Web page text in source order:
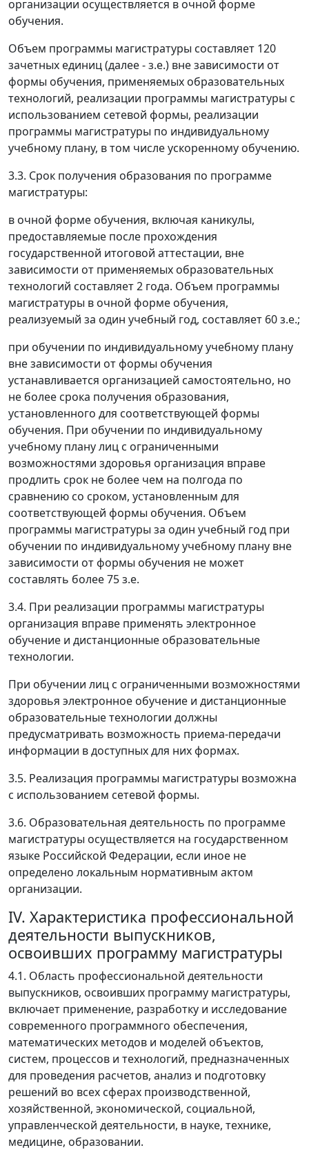
организации осуществляется в очной форме
обучения.
Объем программы магистратуры составляет 120
зачетных единиц (далее - з.е.) вне зависимости от
формы обучения, применяемых образовательных
технологий, реализации программы магистратуры с
использованием сетевой формы, реализации
программы магистратуры по индивидуальному
учебному плану, в том числе ускоренному обучению.
3.3. Срок получения образования по программе
магистратуры:
в очной форме обучения, включая каникулы,
предоставляемые после прохождения
государственной итоговой аттестации, вне
зависимости от применяемых образовательных
технологий составляет 2 года. Объем программы
магистратуры в очной форме обучения,
реализуемый за один учебный год, составляет 60 з.е.;
при обучении по индивидуальному учебному плану
вне зависимости от формы обучения
устанавливается организацией самостоятельно, но
не более срока получения образования,
установленного для соответствующей формы
обучения. При обучении по индивидуальному
учебному плану лиц с ограниченными
возможностями здоровья организация вправе
продлить срок не более чем на полгода по
сравнению со сроком, установленным для
соответствующей формы обучения. Объем
программы магистратуры за один учебный год при
обучении по индивидуальному учебному плану вне
зависимости от формы обучения не может
составлять более 75 з.е.
3.4. При реализации программы магистратуры
организация вправе применять электронное
обучение и дистанционные образовательные
технологии.
При обучении лиц с ограниченными возможностями
здоровья электронное обучение и дистанционные
образовательные технологии должны
предусматривать возможность приема-передачи
информации в доступных для них формах.
3.5. Реализация программы магистратуры возможна
с использованием сетевой формы.
3.6. Образовательная деятельность по программе
магистратуры осуществляется на государственном
языке Российской Федерации, если иное не
определено локальным нормативным актом
организации.
IV. Характеристика профессиональной
деятельности выпускников,
освоивших программу магистратуры
4.1. Область профессиональной деятельности
выпускников, освоивших программу магистратуры,
включает применение, разработку и исследование
современного программного обеспечения,
математических методов и моделей объектов,
систем, процессов и технологий, предназначенных
для проведения расчетов, анализ и подготовку
решений во всех сферах производственной,
хозяйственной, экономической, социальной,
управленческой деятельности, в науке, технике,
медицине, образовании.